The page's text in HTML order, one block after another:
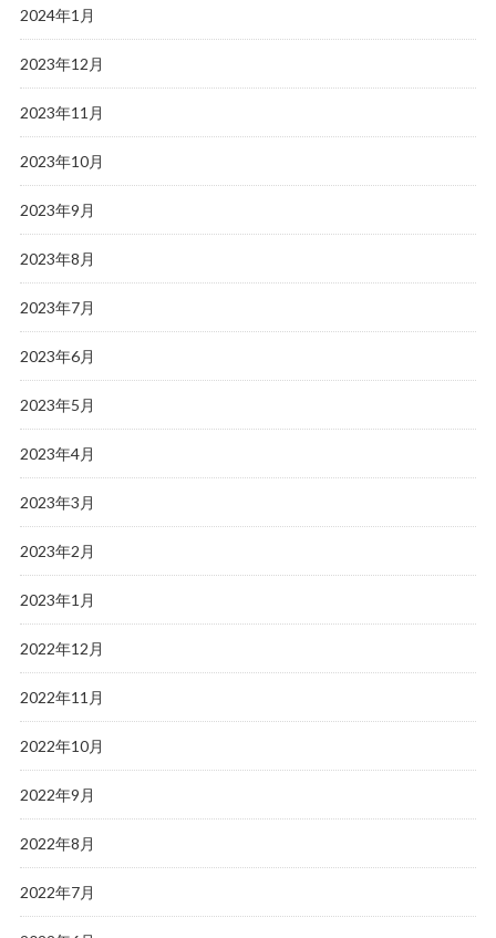
2024年1月
2023年12月
2023年11月
2023年10月
2023年9月
2023年8月
2023年7月
2023年6月
2023年5月
2023年4月
2023年3月
2023年2月
2023年1月
2022年12月
2022年11月
2022年10月
2022年9月
2022年8月
2022年7月